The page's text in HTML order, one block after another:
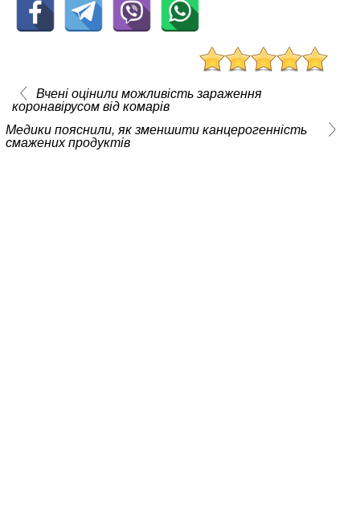
Вчені оцінили можливість зараження
коронавірусом від комарів
Медики пояснили, як зменшити канцерогенність
смажених продуктів